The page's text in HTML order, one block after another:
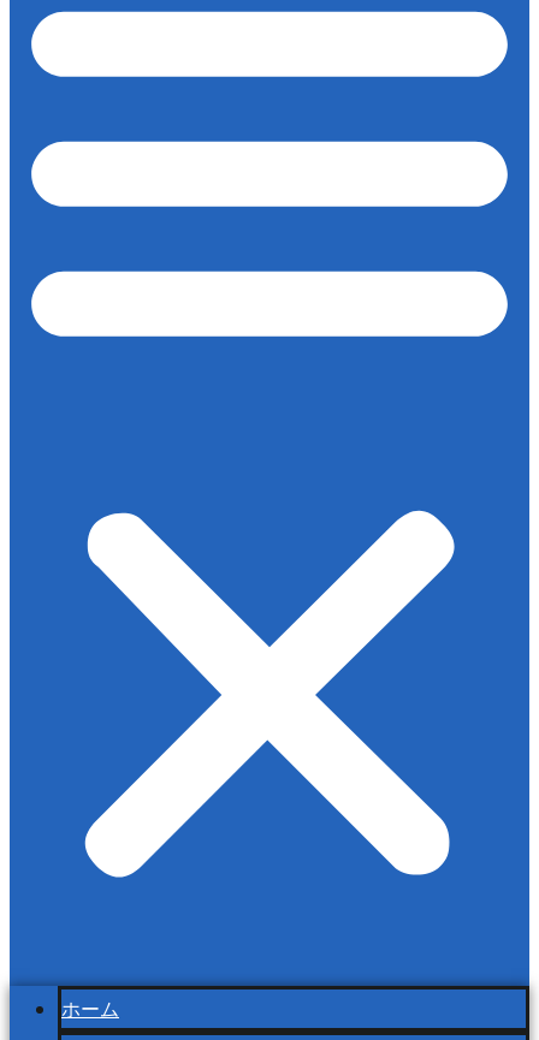
ホーム